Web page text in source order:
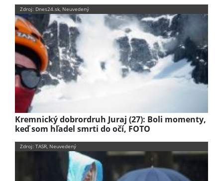
Zdroj: Dnes24.sk, Neuvedený
Kremnický dobrordruh Juraj (27): Boli momenty,
keď som hľadel smrti do očí, FOTO
Zdroj: TASR, Neuvedený